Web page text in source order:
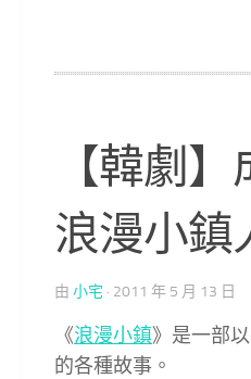
【韓劇
浪漫小鎮
由 小宅 · 2011 年 5 月 13 日
《浪漫小鎮》是一部
的各種故事。